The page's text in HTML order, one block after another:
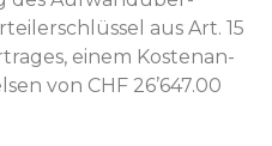
aus Art. 15
einem Kos­tenan­
von CHF 26’647.00